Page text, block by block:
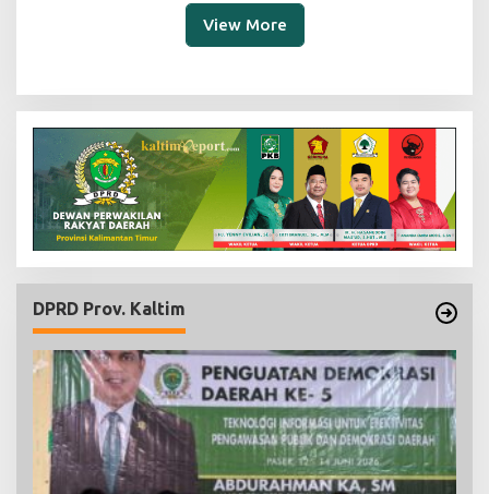
View More
DPRD Prov. Kaltim